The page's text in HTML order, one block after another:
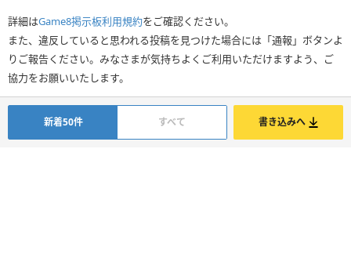
詳細はGame8掲示板利用規約をご確認ください。
また、違反していると思われる投稿を見つけた場合には「通報」ボタンよ
りご報告ください。みなさまが気持ちよくご利用いただけますよう、ご
協力をお願いいたします。
新着50件 すべて 書き込みへ